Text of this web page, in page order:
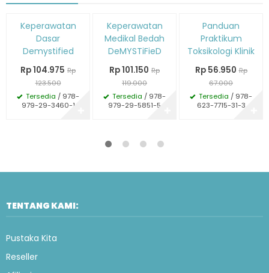
Diskon
15%Keperawatan
Dasar
Demystified
Rp 104.975 Rp
123.500
Tersedia / 978-
979-29-3460-1
Diskon
15%Keperawatan
Medikal Bedah
DeMYSTiFieD
Rp 101.150 Rp
119.000
Tersedia / 978-
979-29-5851-5
DiskonPanduan
Praktikum
Toksikologi Klinik
Rp 56.950 Rp
67.000
Tersedia / 978-
623-7715-31-3
TENTANG KAMI:
Pustaka Kita
Reseller